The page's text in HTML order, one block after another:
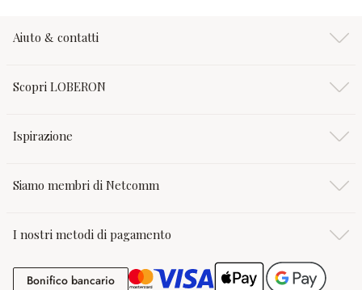
Aiuto & contatti
Scopri LOBERON
Ispirazione
Siamo membri di Netcomm
I nostri metodi di pagamento
Bonifico bancarioBonifico bancario